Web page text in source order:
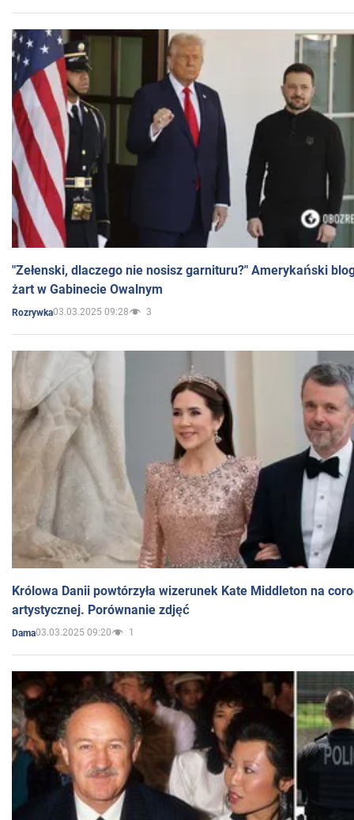
"Zełenski, dlaczego nie nosisz garnituru?" Amerykański
żart w Gabinecie Owalnym
Rozrywka03.03.2025 09:28 3
Królowa Danii powtórzyła wizerunek Kate Middleton na
artystycznej. Porównanie zdjęć
Dama03.03.2025 09:20 1